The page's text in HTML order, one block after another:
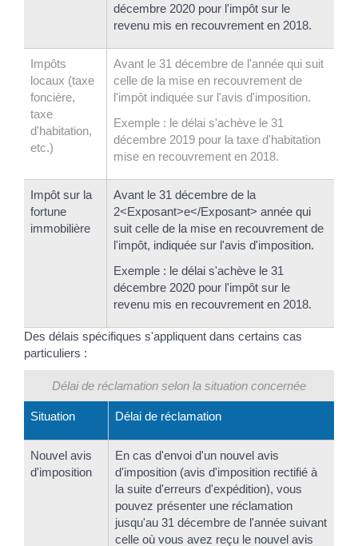
décembre 2020 pour l'impôt sur le
revenu mis en recouvrement en 2018.
Impôts
locaux (taxe
foncière,
taxe
d'habitation,
etc.)
Avant le 31 décembre de l'année qui suit
celle de la mise en recouvrement de
l'impôt indiquée sur l'avis d'imposition.
Exemple : le délai s'achève le 31
décembre 2019 pour la taxe d'habitation
mise en recouvrement en 2018.
Impôt sur la
fortune
immobilière
Avant le 31 décembre de la
2<Exposant>e</Exposant> année qui
suit celle de la mise en recouvrement de
l'impôt, indiquée sur l'avis d'imposition.
Exemple : le délai s'achève le 31
décembre 2020 pour l'impôt sur le
revenu mis en recouvrement en 2018.
Des délais spécifiques s'appliquent dans certains cas
particuliers :
Délai de réclamation selon la situation concernée
Situation Délai de réclamation
Nouvel avis
d'imposition
En cas d'envoi d'un nouvel avis
d'imposition (avis d'imposition rectifié à
la suite d'erreurs d'expédition), vous
pouvez présenter une réclamation
jusqu'au 31 décembre de l'année suivant
celle où vous avez reçu le nouvel avis